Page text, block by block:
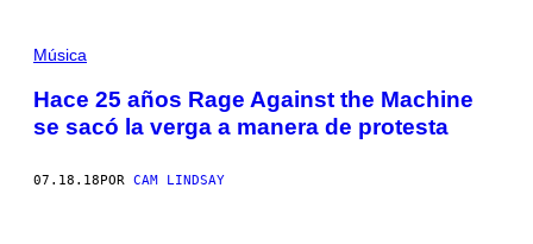
Música
Hace 25 años Rage Against the Machine
se sacó la verga a manera de protesta
07.18.18 POR CAM LINDSAY